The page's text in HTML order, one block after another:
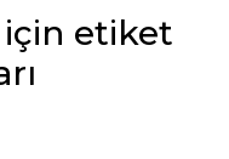
etiket